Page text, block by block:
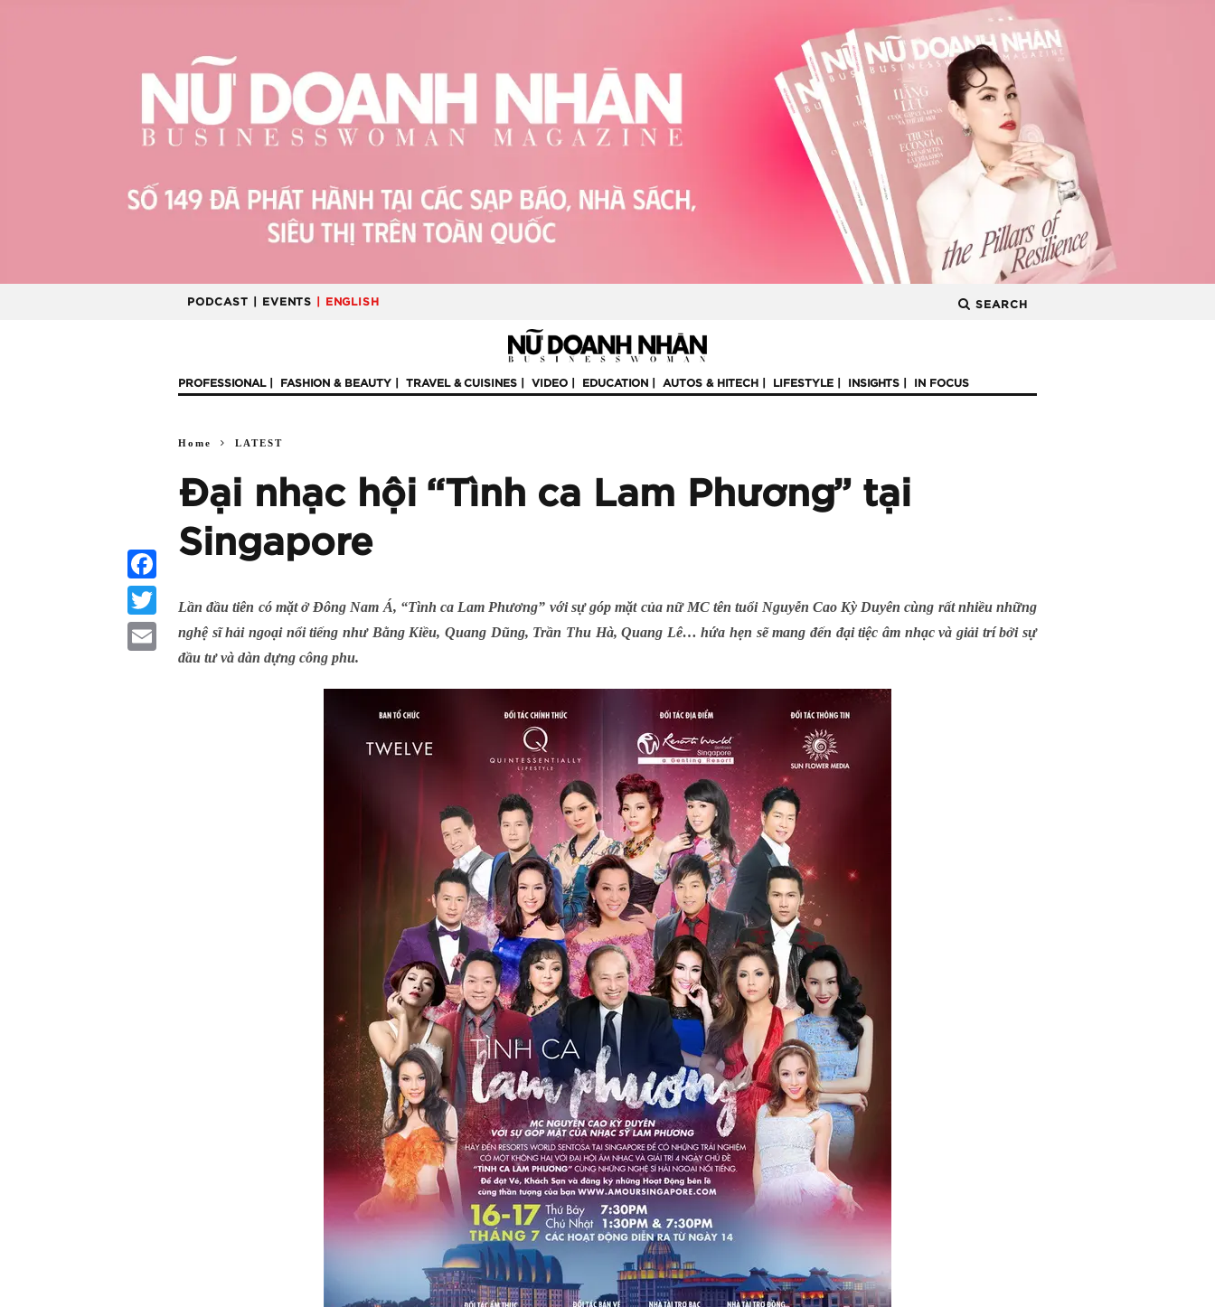
PODCAST | EVENTS | ENGLISH SEARCH
PROFESSIONAL FASHION & BEAUTY TRAVEL & CUISINES VIDEO EDUCATION AUTOS & HITECH LIFESTYLE INSIGHTS IN FOCUS
Home LATEST
Đại nhạc hội “Tình ca Lam Phương” tại
Singapore
Lần đầu tiên có mặt ở Đông Nam Á, “Tình ca Lam Phương” với sự góp mặt của nữ MC tên tuổi Nguyễn Cao Kỳ Duyên cùng rất nhiều những
nghệ sĩ hải ngoại nổi tiếng như Bằng Kiều, Quang Dũng, Trần Thu Hà, Quang Lê… hứa hẹn sẽ mang đến đại tiệc âm nhạc và giải trí bởi sự
đầu tư và dàn dựng công phu.
Facebook
Twitter